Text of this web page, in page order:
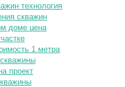
технология
скважин
доме цена
1 метра
проект